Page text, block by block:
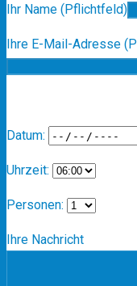
Ihr Name (Pflichtfeld)
Ihre E-Mail-Adresse
Datum:
Uhrzeit:
Personen:
Ihre Nachricht